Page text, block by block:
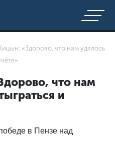
«Здорово, что нам удалось
что нам
и
в Пензе над